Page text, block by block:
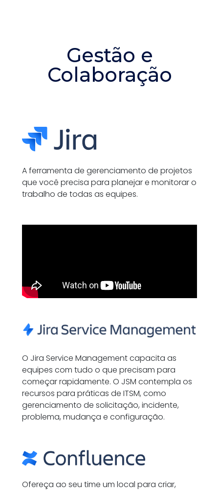
Gestão e
Colaboração
A ferramenta de gerenciamento de projetos
que você precisa para planejar e monitorar o
trabalho de todas as equipes.
O Jira Service Management capacita as
equipes com tudo o que precisam para
começar rapidamente. O JSM contempla os
recursos para práticas de ITSM, como
gerenciamento de solicitação, incidente,
problema, mudança e configuração.
Ofereça ao seu time um local para criar,